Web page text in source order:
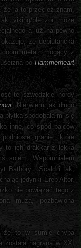
że ja to przecież znam,
viking/bleczor, może
a już na pewno
że debiutancka
metal, mogący z
po Hammerheart
tej szwedzkiej hordy
. Nie wiem jak długo
spodobała mi się
inne, co spod palców
granie, które
to ich drakkar z lekka
solem. Wspomniałem
Bathory i Scald i tak,
jedynki Ereb Altor,
nie powiązać tego z
muza, pozbawiona
że to w sumie chyba
nagrana w XXI